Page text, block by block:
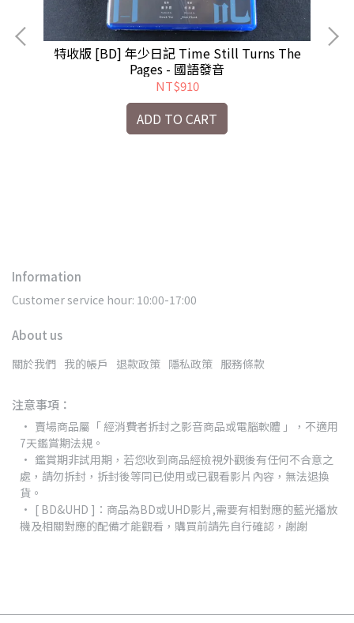
特收版 [BD] 年少日記 Time Still Turns The
Pages - 國語發音
NT$910
ADD TO CART
Information
Customer service hour: 10:00-17:00
About us
關於我們 我的帳戶 退款政策 隱私政策 服務條款
注意事項：
賣場商品屬「 經消費者拆封之影音商品或電腦軟體 」，不適用
7天鑑賞期法規。
鑑賞期非試用期，若您收到商品經檢視外觀後有任何不合意之
處，請勿拆封，拆封後等同已使用或已觀看影片內容，無法退換
貨。
[ BD&UHD ]：商品為BD或UHD影片,需要有相對應的藍光播放
機及相關對應的配備才能觀看，購買前請先自行確認，謝謝